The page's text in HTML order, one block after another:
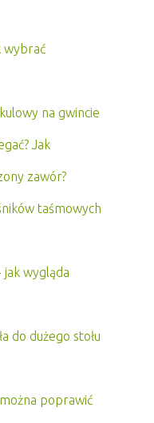
wybrać
na gwincie
Jak
zawór?
taśmowych
jak wygląda
do dużego stołu
poprawić